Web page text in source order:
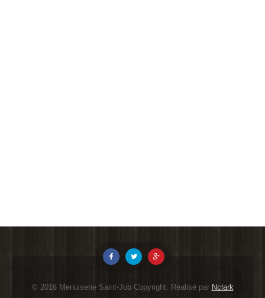
© 2016 Menuiserie Saint-Job Copyright. Réalisé par Nclark